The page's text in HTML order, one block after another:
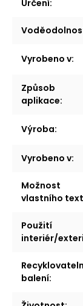
Určení:
Vyrobeno v:
Způsob
aplikace:
Výroba:
Vyrobeno v:
Možnost
vlastního
Použití
interiér/
balení: